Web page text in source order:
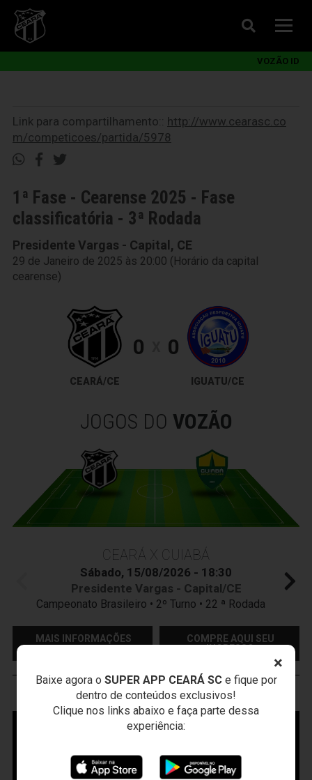
×
Baixe agora o SUPER APP CEARÁ SCe fique por
dentro de conteúdos exclusivos!
Clique nos links abaixo e faça parte dessa
experiência:
VOZÃO ID
Link para compartilhamento:: http://www.cearasc.co
m/competicoes/partida/5978
1ª Fase - Cearense 2025 - Fase
classificatória - 3ª Rodada
Presidente Vargas - Capital, CE
29 de Janeiro de 2025 às 20:00 (Horário da capital
cearense)
CEARÁ/CE
0 0
IGUATU/CE
JOGOS DO VOZÃO
CEARÁ X CUIABÁ
Sábado, 15/08/2026 - 18:30
Presidente Vargas - Capital/CE
Campeonato Brasileiro • 2º Turno • 22 ª Rodada
MAIS INFORMAÇÕES
COMPRE AQUI SEU
INGRESSO
VOZÃOTV